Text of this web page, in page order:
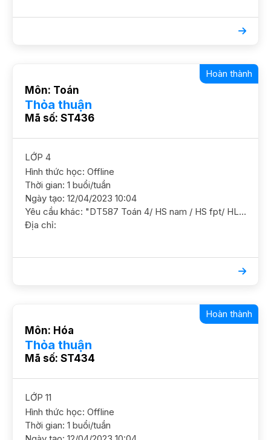
Môn: Toán
Thỏa thuận
Mã số: ST436
Hoàn thành
LỚP 4
Hình thức học: Offline
Thời gian: 1 buổi/tuần
Ngày tạo: 12/04/2023 10:04
Yêu cầu khác: "DT587 Toán 4/ HS nam / HS fpt/ HL TB Nắm chắc kiến thức trên lớp YC GS nam nữ ok, tách gs DC Trung Hoà, Cầu Giấy"
Địa chỉ:
Môn: Hóa
Thỏa thuận
Mã số: ST434
Hoàn thành
LỚP 11
Hình thức học: Offline
Thời gian: 1 buổi/tuần